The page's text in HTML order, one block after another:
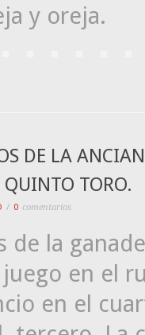
y oreja.
DE LA
QUINTO TORO.
/ 0 comentarios
de la
en el
en el